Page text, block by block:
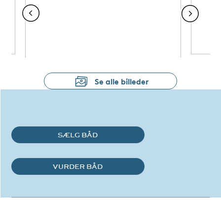
Se alle billeder
SÆLG BÅD
VURDER BÅD